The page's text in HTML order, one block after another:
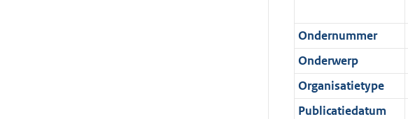
Ondernummer
Onderwerp
Organisatietype
Publicatiedatum